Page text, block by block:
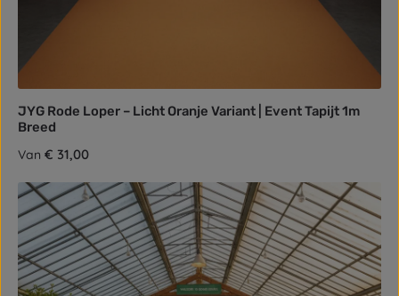
JYG Rode Loper – Licht Oranje Variant | Event Tapijt 1m
Breed
Normale prijs:
Van € 31,00